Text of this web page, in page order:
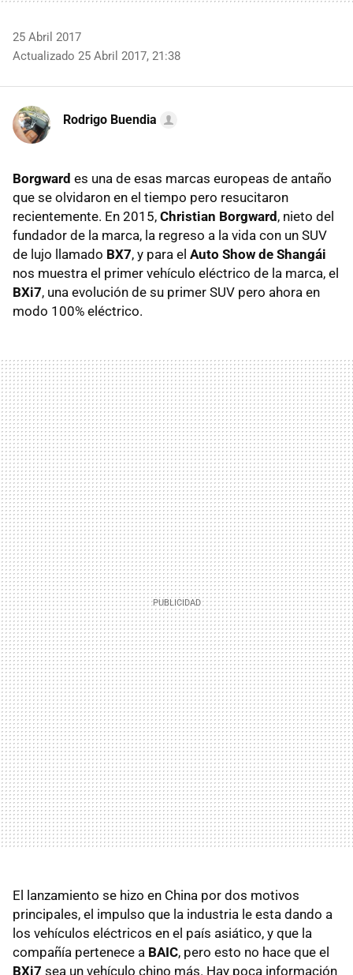
25 Abril 2017
Actualizado 25 Abril 2017, 21:38
Rodrigo Buendia
Borgward es una de esas marcas europeas de antaño
que se olvidaron en el tiempo pero resucitaron
recientemente. En 2015, Christian Borgward , nieto del
fundador de la marca, la regreso a la vida con un SUV
de lujo llamado BX7, y para el Auto Show de Shangái
nos muestra el primer vehículo eléctrico de la marca, el
BXi7, una evolución de su primer SUV pero ahora en
modo 100% eléctrico.
El lanzamiento se hizo en China por dos motivos
principales, el impulso que la industria le esta dando a
los vehículos eléctricos en el país asiático, y que la
compañía pertenece a BAIC, pero esto no hace que el
BXi7 sea un vehículo chino más. Hay poca información